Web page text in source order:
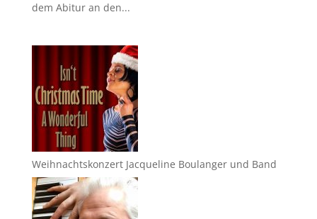
dem Abitur an den...
Weihnachtskonzert Jacqueline Boulanger und Band